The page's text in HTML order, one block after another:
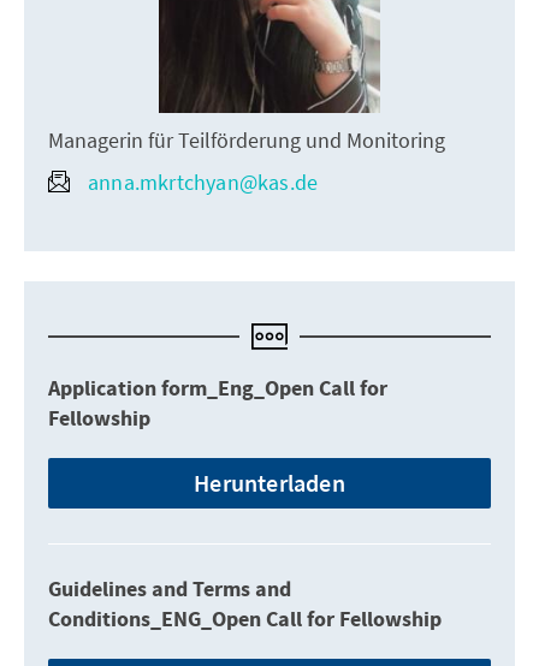
Managerin für Teilförderung und Monitoring
anna.mkrtchyan@kas.de
Application form_Eng_Open Call for
Fellowship
Herunterladen
Guidelines and Terms and
Conditions_ENG_Open Call for Fellowship